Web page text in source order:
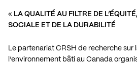
« LA QUALITÉ AU FILTRE DE
SOCIALE ET DE LA DURABILITÉ
Le partenariat CRSH de recherche sur
l’environnement bâti au Canada